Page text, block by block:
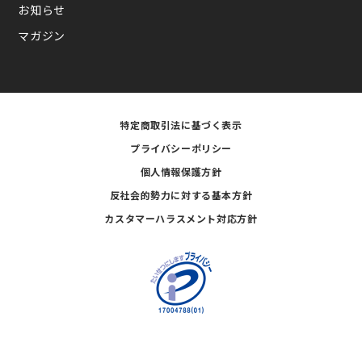
お知らせ
マガジン
特定商取引法に基づく表示
プライバシーポリシー
個人情報保護方針
反社会的勢力に対する基本方針
カスタマーハラスメント対応方針